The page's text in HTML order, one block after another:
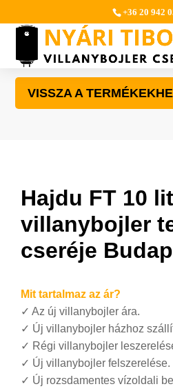
+36 20 942
VISSZA A
Hajdu FT 10
villanybojler
cseréje
Mit tartalmaz az ár?
✓ Az új villanybojler ára.
✓ Új villanybojler házhoz
✓ Régi villanybojler
✓ Új villanybojler felszerelése.
✓ Új rozsdamentes vízoldali